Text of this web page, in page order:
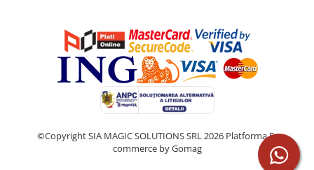
©Copyright SIA MAGIC SOLUTIONS SRL 2026 Platforma E-
commerce by Gomag